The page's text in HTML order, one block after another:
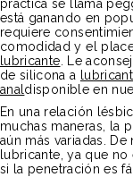
práctica se llama
está ganando en
requiere
comodidad y el
lubricante . Le
de silicona a
anal disponible en
En una relación
muchas maneras, la
aún más variadas.
lubricante, ya que
si la penetración es